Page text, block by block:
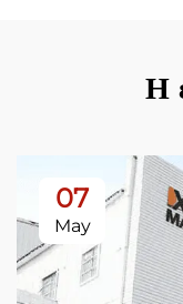
Η
07
May